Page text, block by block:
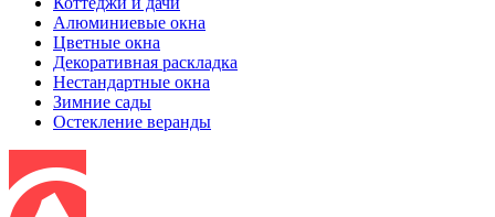
Алюминиевые окна
Цветные окна
Декоративная раскладка
Нестандартные окна
Зимние сады
Остекление веранды